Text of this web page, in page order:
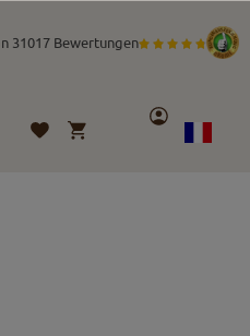
31017 Bewertungen
Liste
d’envies
Mon panier
Compte
Langue